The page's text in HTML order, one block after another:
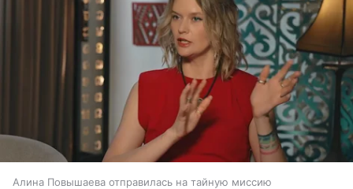
Алина Повышаева отправилась на тайную миссию